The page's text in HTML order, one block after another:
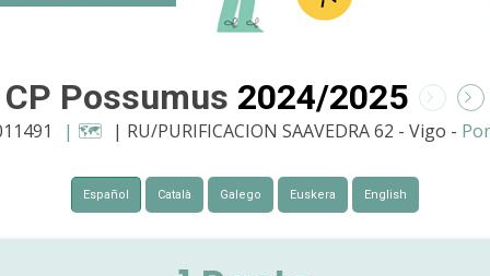
CP Possumus 2024/2025
| 🗺️ | RU/PURIFICACION SAAVEDRA 62 - Vigo -
Español Català Galego Euskera English